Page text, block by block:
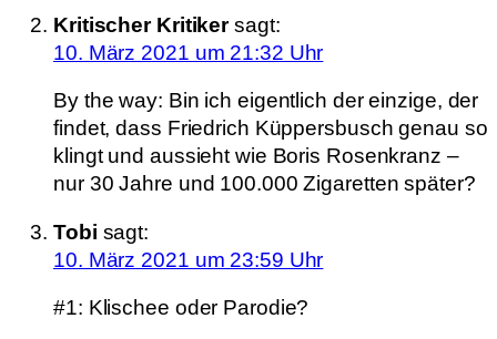
Kritischer Kritiker sagt:
10. März 2021 um 21:32 Uhr
By the way: Bin ich eigentlich der einzige, der
findet, dass Friedrich Küppersbusch genau so
klingt und aussieht wie Boris Rosenkranz –
nur 30 Jahre und 100.000 Zigaretten später?
Tobi sagt:
10. März 2021 um 23:59 Uhr
#1: Klischee oder Parodie?